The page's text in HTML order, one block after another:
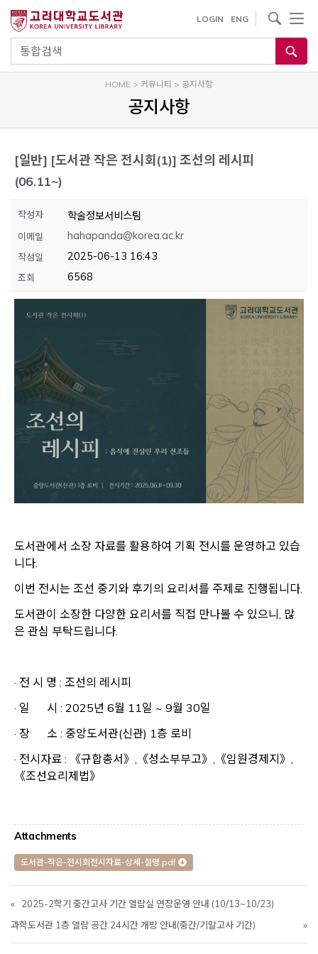
건
기
통합검색
LOGIN ENG
사이트내 검색
HOME > 커뮤니티 > 공지사항
공지사항
[일반] [도서관 작은 전시회(1)] 조선의 레시피
(06.11~)
작성자 학술정보서비스팀
이메일 hahapanda@korea.ac.kr
작성일 2025-06-13 16:43
조회 6568
도서관에서 소장 자료를 활용하여 기획 전시를 운영하고 있습
니다.
이번 전시는 조선 중기와 후기의 요리서를 주제로 진행됩니다.
도서관이 소장한 다양한 요리서를 직접 만나볼 수 있으니, 많
은 관심 부탁드립니다.
· 전 시 명 : 조선의 레시피
· 일 시 : 2025년 6월 11일 ~ 9월 30일
· 장 소 : 중앙도서관(신관) 1층 로비
· 전시자료 : 《규합총서》,《성소부부고》,《임원경제지》,
《조선요리제법》
Attachments
도서관-작은-전시회전시자료-상세-설명.pdf
«
2025-2학기 중간고사 기간 열람실 연장운영 안내 (10/13~10/23)
과학도서관 1층 열람 공간 24시간 개방 안내(중간/기말고사 기간)
»